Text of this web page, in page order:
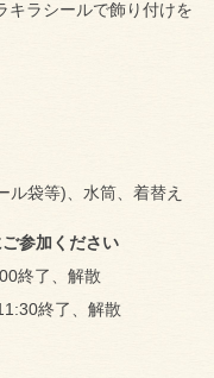
キラシールで飾り付けを
ル袋等)、水筒、着替え
参加ください
終了、解散
終了、解散